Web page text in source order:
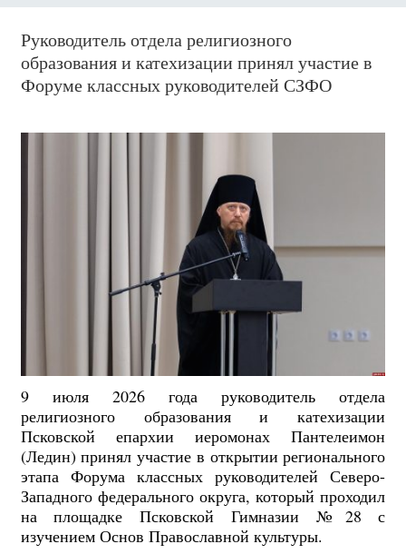
Руководитель отдела религиозного
образования и катехизации принял участие в
Форуме классных руководителей СЗФО
9 июля 2026 года руководитель отдела
религиозного образования и катехизации
Псковской епархии иеромонах Пантелеимон
(Ледин) принял участие в открытии регионального
этапа Форума классных руководителей Северо-
Западного федерального округа, который проходил
на площадке Псковской Гимназии №28 с
изучением Основ Православной культуры.